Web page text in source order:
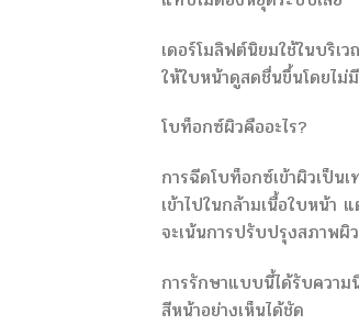
เดอร์โมลิฟต์นิยมใช้ในบริเ
ให้ใบหน้าดูสดชื่นขึ้นโดยไม่
โบท็อกซ์ผิวคืออะไร?
การฉีดโบท็อกซ์เข้าผิวเป็
เข้าไปในกล้ามเนื้อใบหน้า
จะเน้นการปรับปรุงสภาพ
การรักษาแบบนี้ได้รับควา
สีหน้าอย่างเห็นได้ชัด